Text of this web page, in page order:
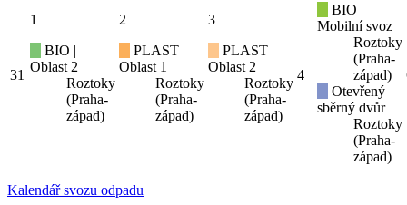
31
1
BIO |
Oblast 2
Roztoky
(Praha-
západ)
2
PLAST |
Oblast 1
Roztoky
(Praha-
západ)
3
PLAST |
Oblast 2
Roztoky
(Praha-
západ)
4
BIO |
Mobilní svoz
Roztoky
(Praha-
západ)
Otevřený
sběrný dvůr
Roztoky
(Praha-
západ)
Kalendář svozu odpadu